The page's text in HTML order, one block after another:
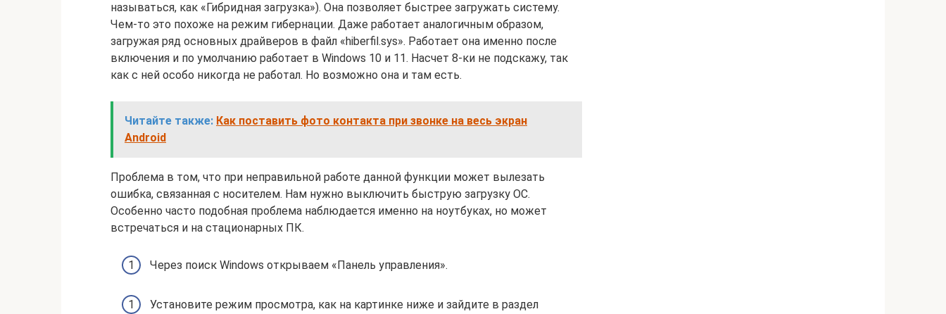
называться, как «Гибридная загрузка»). Она позволяет быстрее загружать систему.
Чем-то это похоже на режим гибернации. Даже работает аналогичным образом,
загружая ряд основных драйверов в файл «hiberfil.sys». Работает она именно после
включения и по умолчанию работает в Windows 10 и 11. Насчет 8-ки не подскажу, так
как с ней особо никогда не работал. Но возможно она и там есть.
Читайте также: Как поставить фото контакта при звонке на весь экран
Android
Проблема в том, что при неправильной работе данной функции может вылезать
ошибка, связанная с носителем. Нам нужно выключить быструю загрузку ОС.
Особенно часто подобная проблема наблюдается именно на ноутбуках, но может
встречаться и на стационарных ПК.
Через поиск Windows открываем «Панель управления».
Установите режим просмотра, как на картинке ниже и зайдите в раздел